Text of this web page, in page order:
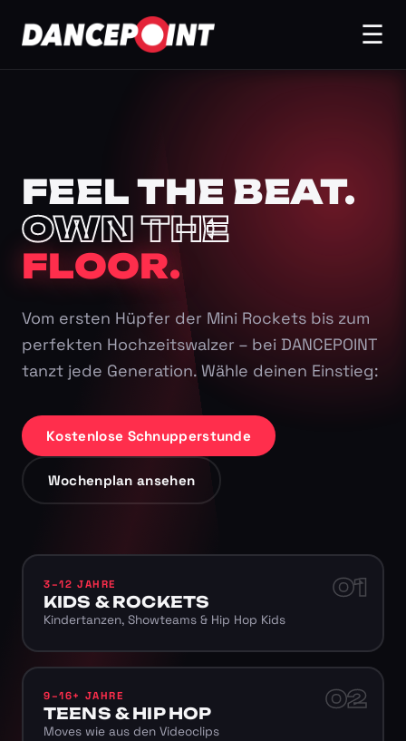
☰
FEEL THE BEAT.
OWN THE
FLOOR.
Vom ersten Hüpfer der Mini Rockets bis zum
perfekten Hochzeitswalzer – bei DANCEPOINT
tanzt jede Generation. Wähle deinen Einstieg:
Kostenlose Schnupperstunde
Wochenplan ansehen
01
3–12 JAHRE
KIDS & ROCKETS
Kindertanzen, Showteams & Hip Hop Kids
02
9–16+ JAHRE
TEENS & HIP HOP
Moves wie aus den Videoclips